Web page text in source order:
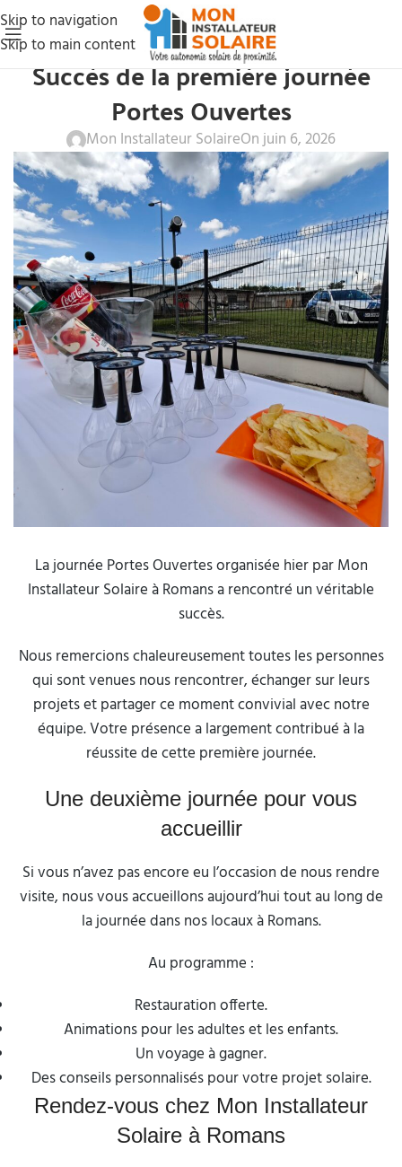
Skip to navigation
Skip to main content
NOS ACTUS
Succès de la première journée
Portes Ouvertes
Mon Installateur SolaireOn juin 6, 2026
La journée Portes Ouvertes organisée hier par Mon
Installateur Solaire à Romans a rencontré un véritable
succès.
Nous remercions chaleureusement toutes les personnes
qui sont venues nous rencontrer, échanger sur leurs
projets et partager ce moment convivial avec notre
équipe. Votre présence a largement contribué à la
réussite de cette première journée.
Une deuxième journée pour vous
accueillir
Si vous n’avez pas encore eu l’occasion de nous rendre
visite, nous vous accueillons aujourd’hui tout au long de
la journée dans nos locaux à Romans.
Au programme :
Restauration offerte.
Animations pour les adultes et les enfants.
Un voyage à gagner.
Des conseils personnalisés pour votre projet solaire.
Rendez-vous chez Mon Installateur
Solaire à Romans